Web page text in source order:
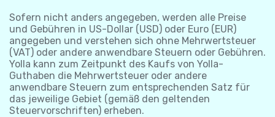
Sofern nicht anders angegeben, werden alle Preise
und Gebühren in US-Dollar (USD) oder Euro (EUR)
angegeben und verstehen sich ohne Mehrwertsteuer
(VAT) oder andere anwendbare Steuern oder Gebühren.
Yolla kann zum Zeitpunkt des Kaufs von Yolla-
Guthaben die Mehrwertsteuer oder andere
anwendbare Steuern zum entsprechenden Satz für
das jeweilige Gebiet (gemäß den geltenden
Steuervorschriften) erheben.